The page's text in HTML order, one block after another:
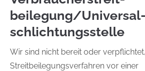
beilegung/Universal­
schlichtungs­stelle
Wir sind nicht bereit oder
Streitbeilegungsverfahren vor einer